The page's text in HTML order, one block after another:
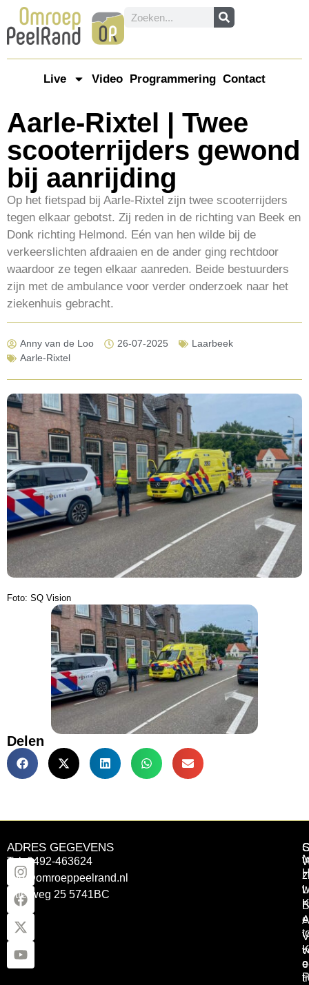
Live Video Programmering Contact
Aarle-Rixtel | Twee
scooterrijders gewond
bij aanrijding
Op het fietspad bij Aarle-Rixtel zijn twee scooterrijders
tegen elkaar gebotst. Zij reden in de richting van Beek en
Donk richting Helmond. Eén van hen wilde bij de
verkeerslichten afdraaien en de ander ging rechtdoor
waardoor ze tegen elkaar aanreden. Beide bestuurders
zijn met de ambulance voor verder onderzoek naar het
ziekenhuis gebracht.
Anny van de Loo 26-07-2025
Laarbeek
Aarle-Rixtel
Foto: SQ Vision
Delen
ADRES GEGEVENS
Tel: 0492-463624
info@omroeppeelrand.nl
Otterweg 25 5741BC